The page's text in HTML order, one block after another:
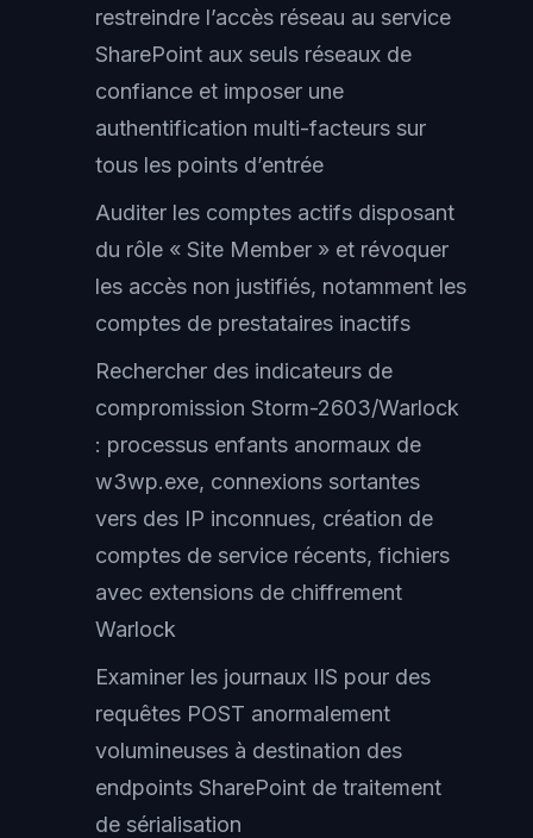
restreindre l’accès réseau au service
SharePoint aux seuls réseaux de
confiance et imposer une
authentification multi-facteurs sur
tous les points d’entrée
Auditer les comptes actifs disposant
du rôle « Site Member » et révoquer
les accès non justifiés, notamment les
comptes de prestataires inactifs
Rechercher des indicateurs de
compromission Storm-2603/Warlock
: processus enfants anormaux de
w3wp.exe, connexions sortantes
vers des IP inconnues, création de
comptes de service récents, fichiers
avec extensions de chiffrement
Warlock
Examiner les journaux IIS pour des
requêtes POST anormalement
volumineuses à destination des
endpoints SharePoint de traitement
de sérialisation